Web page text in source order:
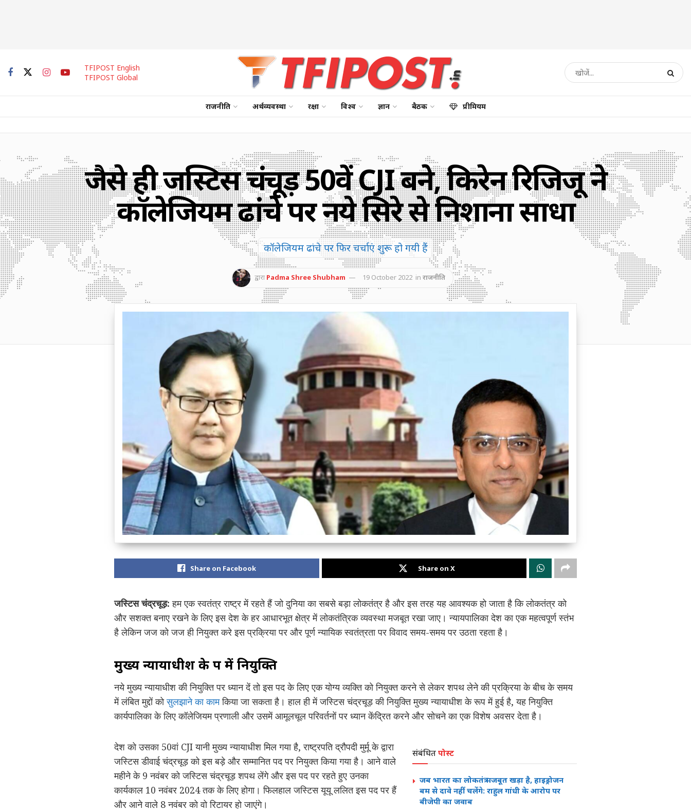
TFIPOST English
TFIPOST Global
राजनीति अर्थव्यवस्था रक्षा विश्व ज्ञान बैठक प्रीमियम
जैसे ही जस्टिस चंद्रचूड़ 50वें CJI बने, किरेन रिजिजू ने
कॉलेजियम ढांचे पर नये सिरे से निशाना साधा
कॉलेजियम ढांचे पर फिर चर्चाएं शुरू हो गयी हैं
द्वारा Padma Shree Shubham 19 October 2022 in राजनीति
Share on Facebook Share on X
जस्टिस चंद्रचूड़: हम एक स्वतंत्र राष्ट्र में रहते हैं जो दुनिया का सबसे बड़ा लोकतंत्र है और इस तरह यह आवश्यक हो जाता है कि लोकतंत्र को
और सशक्त बनाए रखने के लिए इस देश के हर आधारभूत क्षेत्र में लोकतंत्रिक व्यवस्था मजबूत रखा जाए। न्यायपालिका देश का एक महत्वपूर्ण स्तंभ
है लेकिन जज को जज ही नियुक्त करे इस प्रक्रिया पर और पूर्ण न्यायिक स्वतंत्रता पर विवाद समय-समय पर उठता रहता है।
मुख्य न्यायाधीश के रूप में नियुक्ति
नये मुख्य न्यायाधीश की नियुक्ति पर ध्यान दें तो इस पद के लिए एक योग्य व्यक्ति को नियुक्त करने से लेकर शपथ लेने की प्रक्रिया के बीच के समय
में लंबित मुद्दों कोसुलझाने का कामकिया जा सकता है। हाल ही में जस्टिस चंद्रचूड़ की नियुक्ति मुख्य न्यायाधीश के रूप में हुई है, यह नियुक्ति
कार्यपालिका के लिए कॉलेजियम प्रणाली और उसमें आमूलचूल परिवर्तनों पर ध्यान केंद्रित करने और सोचने का एक विशेष अवसर देता है।
संबंधितपोस्ट
जब भारत का लोकतंत्र मजबूत खड़ा है, हाइड्रोजन
बम से दावे नहीं चलेंगे: राहुल गांधी के आरोप पर
बीजेपी का जवाब
देश को उसका 50वां CJI यानी मुख्य न्यायाधीश मिल गया है, राष्ट्रपति द्रौपदी मुर्मू के द्वारा
जस्टिस डीवाई चंद्रचूड़ को इस बड़े और सम्मानित पद पर नियुक्त किया गया है। आने वाले
महीने के 9 नवंबर को जस्टिस चंद्रचूड़ शपथ लेंगे और इस पद पर रहते हुए उनका
कार्यकाल 10 नवंबर 2024 तक के लिए होगा। फिलहाल जस्टिस यूयू ललित इस पद पर हैं
और आने वाले 8 नवंबर को वो रिटायर हो जाएंगे।